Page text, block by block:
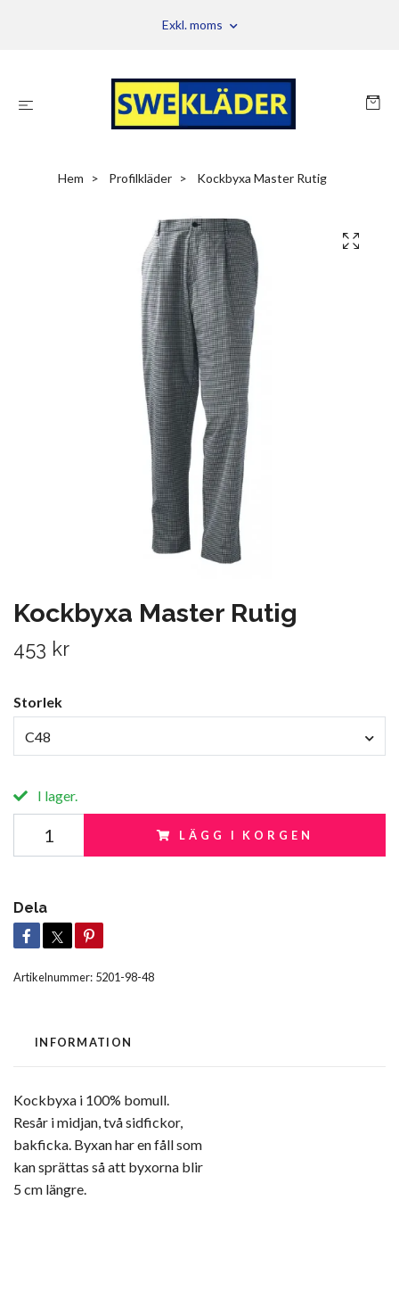
Exkl. moms
Hem Profilkläder Kockbyxa Master Rutig
Kockbyxa Master Rutig
453 kr
Storlek
C48
I lager.
LÄGG I KORGEN
Dela
Artikelnummer: 5201-98-48
INFORMATION
Kockbyxa i 100% bomull.
Resår i midjan, två sidfickor,
bakficka. Byxan har en fåll som
kan sprättas så att byxorna blir
5 cm längre.